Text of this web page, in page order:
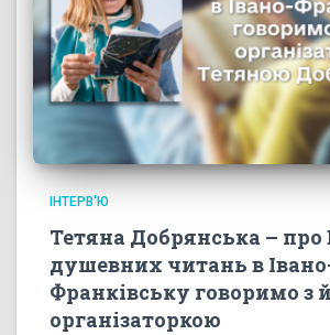
ІНТЕРВ'Ю
Тетяна Добрянська – про
душевних читань в
Франківську говоримо з
організаторкою